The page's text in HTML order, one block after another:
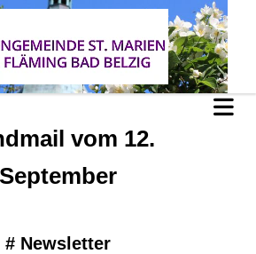
vom 12.
September
# Newsletter